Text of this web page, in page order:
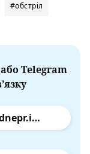
#обстріл
Telegram
facebook.com/novosti.dnepr.info